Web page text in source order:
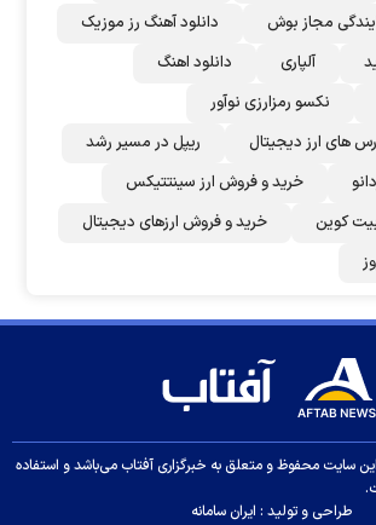
مجاز بوش
دانلود آهنگ رز‌ موزیک
آلپاری
دانلود اهنگ
نکسو رمزارزی نوآور
های ارز دیجیتال
ریپل در مسیر رشد
خرید و فروش ارز سینتتیکس
کوین
خرید و فروش ارزهای دیجیتال
سایت محفوظ و متعلق به خبرگزاری آفتاب می‌باشد و استفاده
طراحی و تولید : ایران سامانه